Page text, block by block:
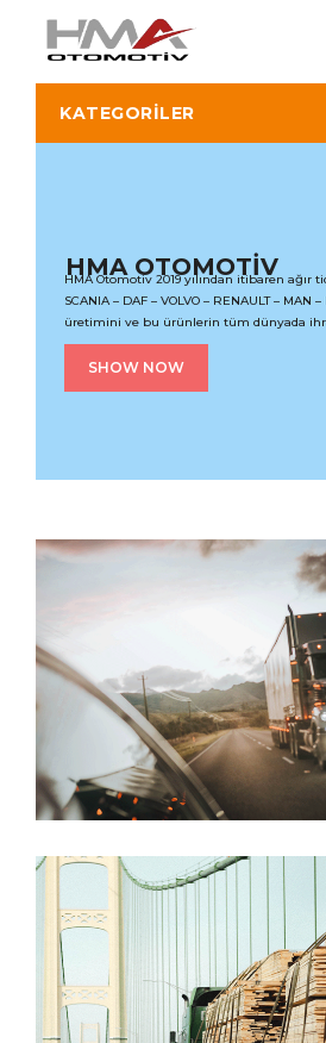
KATEGORILER
HMA Otomotiv 2019 yılından itibaren ağır
SCANIA – DAF – VOLVO – RENAULT – MAN
üretimini ve bu ürünlerin tüm dünyada
SHOW NOW
HMA OTOMOTİV